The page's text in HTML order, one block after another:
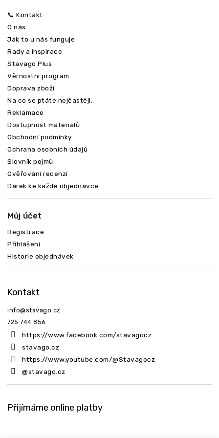
📞 Kontakt
O nás
Jak to u nás funguje
Rady a inspirace
Stavago Plus
Věrnostní program
Doprava zboží
Na co se ptáte nejčastěji.
Reklamace
Dostupnost materiálů
Obchodní podmínky
Ochrana osobních údajů
Slovník pojmů
Ověřování recenzí
Dárek ke každé objednávce
Můj účet
Registrace
Přihlášení
Historie objednávek
Kontakt
info@stavago.cz
725 744 856
https://www.facebook.com/stavagocz
stavago.cz
https://www.youtube.com/@Stavagocz
@stavago.cz
Přijímáme online platby